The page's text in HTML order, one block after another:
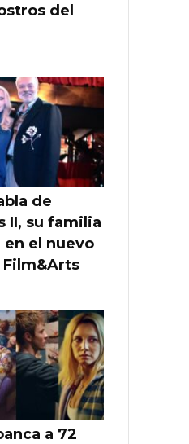
del
de
II, su familia
en el nuevo
a 72